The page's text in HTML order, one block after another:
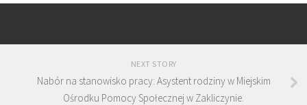
NEXT STORY
Nabór na stanowisko pracy: Asystent rodziny w Miejskim
Ośrodku Pomocy Społecznej w Zakliczynie.